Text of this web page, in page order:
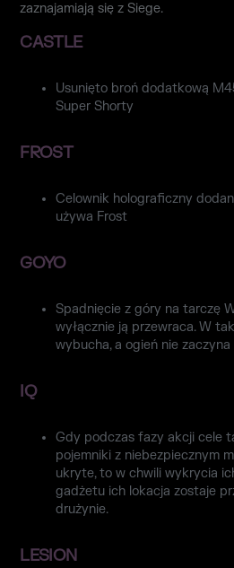
zaznajamiają się z Siege.
CASTLE
Usunięto broń dodatkową
Super Shorty
FROST
Celownik holograficzny
używa Frost
GOYO
Spadnięcie z góry na tarczę
wyłącznie ją przewraca. W
wybucha, a ogień nie
IQ
Gdy podczas fazy akcji cele
pojemniki z niebezpiecznym
ukryte, to w chwili wykrycia
gadżetu ich lokacja zostaje
drużynie.
LESION